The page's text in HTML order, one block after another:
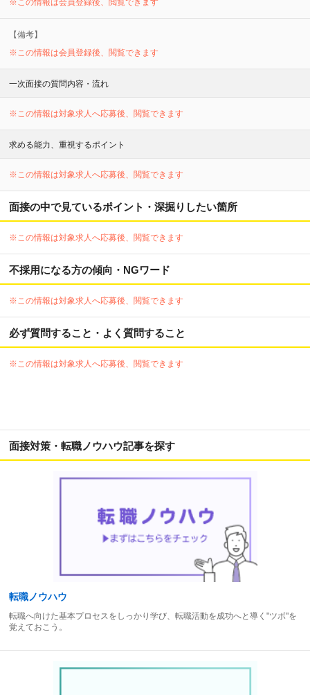
※この情報は会員登録後、閲覧できます
【備考】
※この情報は会員登録後、閲覧できます
一次面接の質問内容・流れ
※この情報は対象求人へ応募後、閲覧できます
求める能力、重視するポイント
※この情報は対象求人へ応募後、閲覧できます
面接の中で見ているポイント・深掘りしたい箇所
※この情報は対象求人へ応募後、閲覧できます
不採用になる方の傾向・NGワード
※この情報は対象求人へ応募後、閲覧できます
必ず質問すること・よく質問すること
※この情報は対象求人へ応募後、閲覧できます
面接対策・転職ノウハウ記事を探す
転職ノウハウ
転職へ向けた基本プロセスをしっかり学び、転職活動を成功へと導く"ツボ"を
覚えておこう。